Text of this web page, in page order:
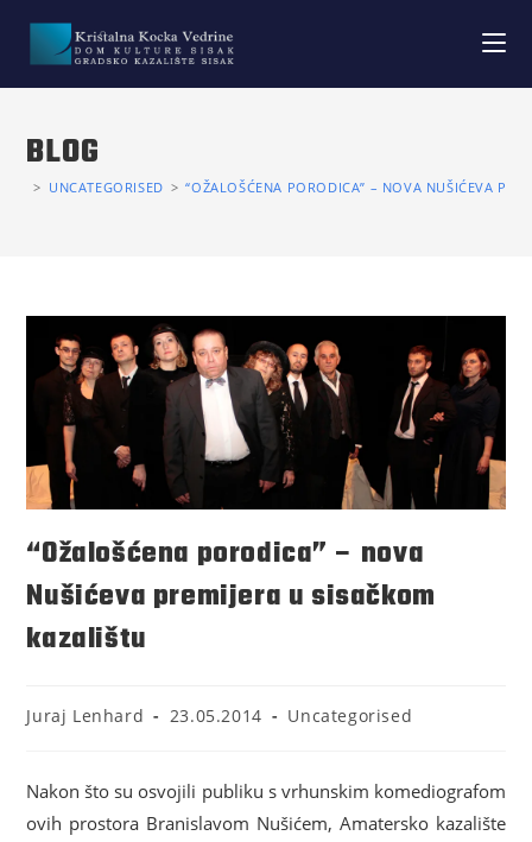
BLOG
> UNCATEGORISED > “OŽALOŠĆENA PORODICA” – NOVA NUŠIĆEVA
“Ožalošćena porodica” – nova
Nušićeva premijera u sisačkom
kazalištu
Juraj Lenhard 23.05.2014 Uncategorised
Nakon što su osvojili publiku s vrhunskim komediografom
ovih prostora Branislavom Nušićem, Amatersko kazalište